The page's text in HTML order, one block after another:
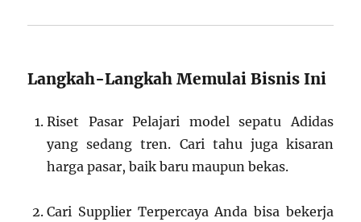
Langkah-Langkah Memulai Bisnis Ini
Riset Pasar Pelajari model sepatu Adidas
yang sedang tren. Cari tahu juga kisaran
harga pasar, baik baru maupun bekas.
Cari Supplier Terpercaya Anda bisa bekerja